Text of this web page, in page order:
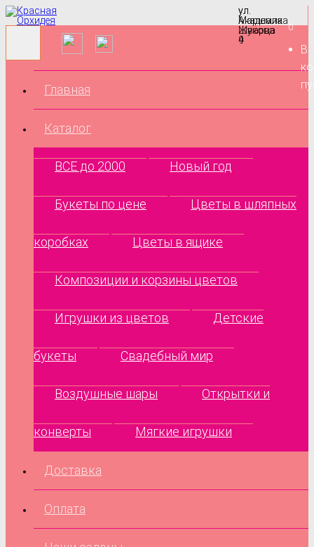
ул.
Маршала
Жукова
9
ул.
Академика
Шварца
4
0
В
Главная
Каталог
ВСЕ до 2000 Новый год
Букеты по цене Цветы в шляпных
коробках Цветы в ящике
Композиции и корзины цветов
Игрушки из цветов Детские
букеты Свадебный мир
Воздушные шары Открытки и
конверты Мягкие игрушки
Доставка
Оплата